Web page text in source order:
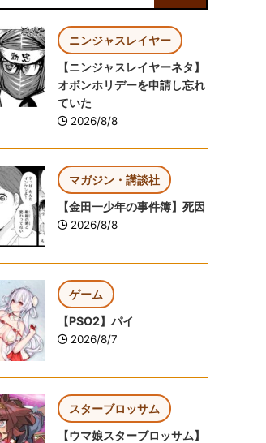
ニンジャスレイヤー
【ニンジャスレイヤーネタ】
オボンホリデーを申請し忘れ
ていた
2026/8/8
マガジン・講談社
【金田一少年の事件簿】死因
2026/8/8
ゲーム
【PSO2】パイ
2026/8/7
スターブロッサム
【ウマ娘スターブロッサム】